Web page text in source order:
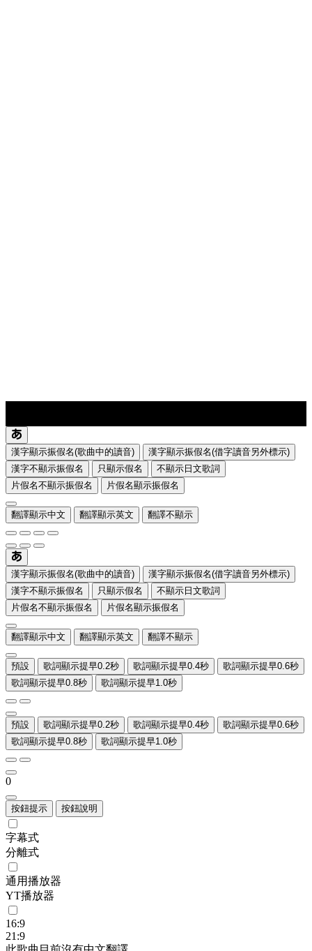
漢字顯示振假名(歌曲中的讀音)
漢字顯示振假名(借字讀音另外標示)
漢字不顯示振假名
只顯示假名
不顯示日文歌詞
片假名不顯示振假名
片假名顯示振假名
翻譯顯示中文 翻譯顯示英文 翻譯不顯示
漢字顯示振假名(歌曲中的讀音)
漢字顯示振假名(借字讀音另外標示)
漢字不顯示振假名
只顯示假名
不顯示日文歌詞
片假名不顯示振假名
片假名顯示振假名
翻譯顯示中文 翻譯顯示英文 翻譯不顯示
預設 歌詞顯示提早0.2秒 歌詞顯示提早0.4秒
歌詞顯示提早0.6秒
歌詞顯示提早0.8秒
歌詞顯示提早1.0秒
預設 歌詞顯示提早0.2秒 歌詞顯示提早0.4秒
歌詞顯示提早0.6秒
歌詞顯示提早0.8秒
歌詞顯示提早1.0秒
0
按鈕提示 按鈕說明
字幕式
分離式
通用播放器
YT播放器
16:9
21:9